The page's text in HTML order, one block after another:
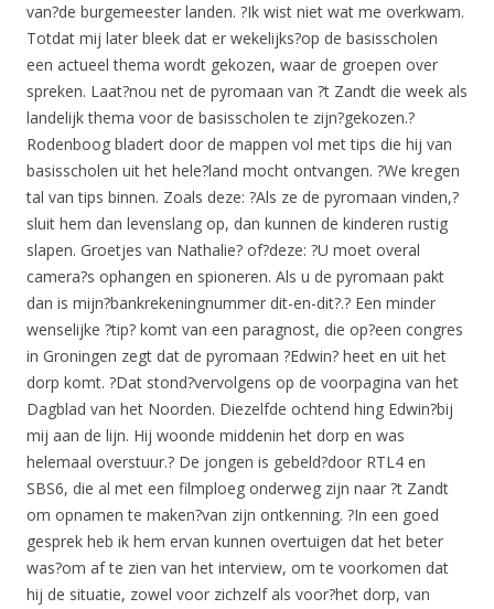
van?de burgemeester landen. ?Ik wist niet wat me overkwam.
Totdat mij later bleek dat er wekelijks?op de basisscholen
een actueel thema wordt gekozen, waar de groepen over
spreken. Laat?nou net de pyromaan van ?t Zandt die week als
landelijk thema voor de basisscholen te zijn?gekozen.?
Rodenboog bladert door de mappen vol met tips die hij van
basisscholen uit het hele?land mocht ontvangen. ?We kregen
tal van tips binnen. Zoals deze: ?Als ze de pyromaan vinden,?
sluit hem dan levenslang op, dan kunnen de kinderen rustig
slapen. Groetjes van Nathalie? of?deze: ?U moet overal
camera?s ophangen en spioneren. Als u de pyromaan pakt
dan is mijn?bankrekeningnummer dit-en-dit?.? Een minder
wenselijke ?tip? komt van een paragnost, die op?een congres
in Groningen zegt dat de pyromaan ?Edwin? heet en uit het
dorp komt. ?Dat stond?vervolgens op de voorpagina van het
Dagblad van het Noorden. Diezelfde ochtend hing Edwin?bij
mij aan de lijn. Hij woonde middenin het dorp en was
helemaal overstuur.? De jongen is gebeld?door RTL4 en
SBS6, die al met een filmploeg onderweg zijn naar ?t Zandt
om opnamen te maken?van zijn ontkenning. ?In een goed
gesprek heb ik hem ervan kunnen overtuigen dat het beter
was?om af te zien van het interview, om te voorkomen dat
hij de situatie, zowel voor zichzelf als voor?het dorp, van